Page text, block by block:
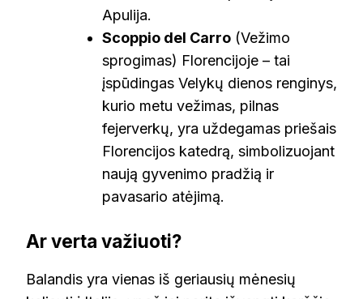
Apulija.
Scoppio del Carro (Vežimo
sprogimas) Florencijoje – tai
įspūdingas Velykų dienos renginys,
kurio metu vežimas, pilnas
fejerverkų, yra uždegamas priešais
Florencijos katedrą, simbolizuojant
naują gyvenimo pradžią ir
pavasario atėjimą.
Ar verta važiuoti?
Balandis yra vienas iš geriausių mėnesių